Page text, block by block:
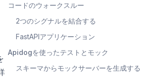
コードのウォークスルー
2つのシグナルを結合する
FastAPIアプリケーション
Apidogを使ったテストとモック
スキーマからモックサーバーを生成する